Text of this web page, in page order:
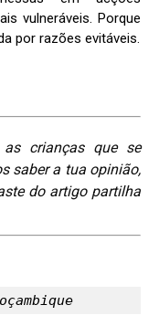
vulneráveis. Porque
por razões evitáveis.
crianças que se
saber a tua opinião,
do artigo partilha